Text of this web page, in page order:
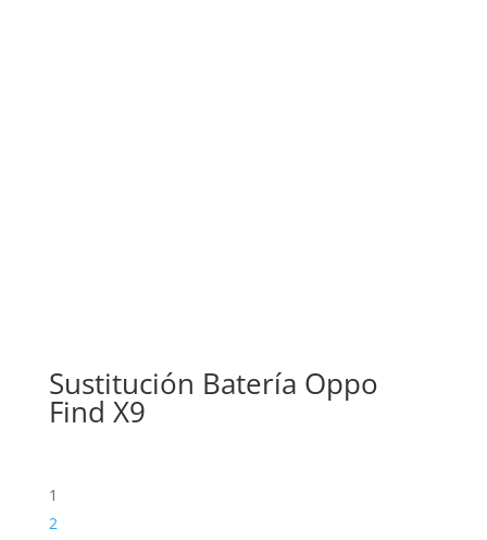
Sustitución Batería Oppo
Find X9
1
2